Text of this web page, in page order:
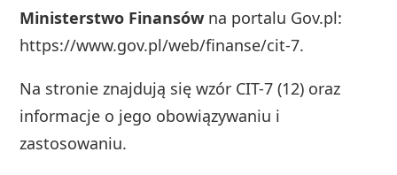
Ministerstwo Finansów na portalu Gov.pl:
https://www.gov.pl/web/finanse/cit-7.
Na stronie znajdują się wzór CIT-7 (12) oraz
informacje o jego obowiązywaniu i
zastosowaniu.